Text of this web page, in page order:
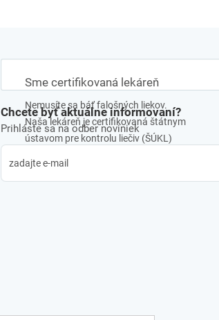
Sme certifikovaná lekáreň
Nemusíte sa báť falošných liekov.
Naša lekáreň je certifikovaná štátnym
ústavom pre kontrolu liečiv (ŠÚKL)
Chcete byť aktuálne informovaní?
Prihláste sa na odber noviniek